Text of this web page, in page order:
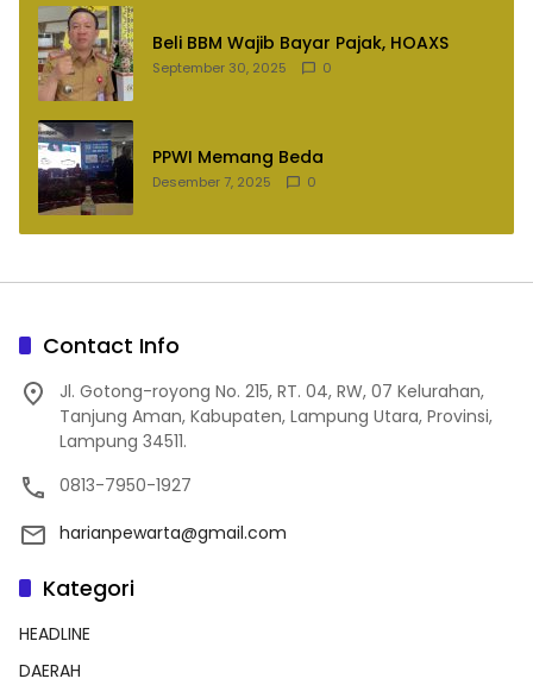
Beli BBM Wajib Bayar Pajak, HOAXS
September 30, 2025 0
PPWI Memang Beda
Desember 7, 2025 0
Contact Info
Jl. Gotong-royong No. 215, RT. 04, RW, 07 Kelurahan,
Tanjung Aman, Kabupaten, Lampung Utara, Provinsi,
Lampung 34511.
0813-7950-1927
harianpewarta@gmail.com
Kategori
HEADLINE
DAERAH